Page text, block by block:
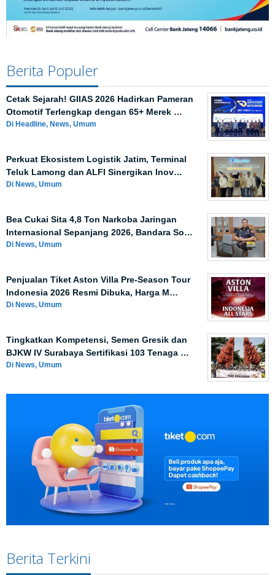
Berita Populer
Cetak Sejarah! GIIAS 2026 Hadirkan Pameran
Otomotif Terlengkap dengan 65+ Merek …
Di Headline, News, Umum
Perkuat Ekosistem Logistik Jatim, Terminal
Teluk Lamong dan ALFI Sinergikan Inov…
Di News, Umum
Bea Cukai Sita 4,8 Ton Narkoba Jaringan
Internasional Sepanjang 2026, Bandara So…
Di News, Umum
Penjualan Tiket Aston Villa Pre-Season Tour
Indonesia 2026 Resmi Dibuka, Harga M…
Di News, Umum
Tingkatkan Kompetensi, Semen Gresik dan
BJKW IV Surabaya Sertifikasi 103 Tenaga …
Di News, Umum
Berita Terkini